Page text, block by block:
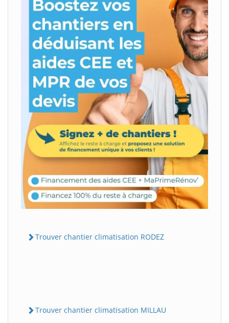
Trouver chantier climatisation RODEZ
Trouver chantier climatisation MILLAU